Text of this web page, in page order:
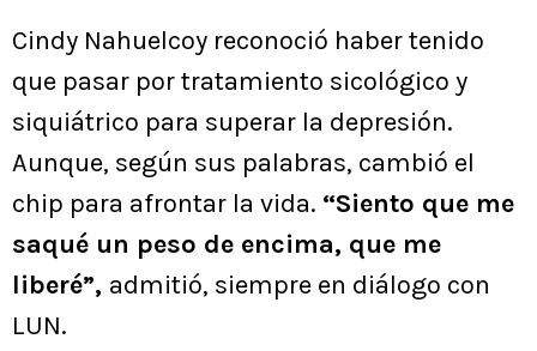
Cindy Nahuelcoy reconoció haber tenido
que pasar por tratamiento sicológico y
siquiátrico para superar la depresión.
Aunque, según sus palabras, cambió el
chip para afrontar la vida. “Siento que me
saqué un peso de encima, que me
liberé”, admitió, siempre en diálogo con
LUN.